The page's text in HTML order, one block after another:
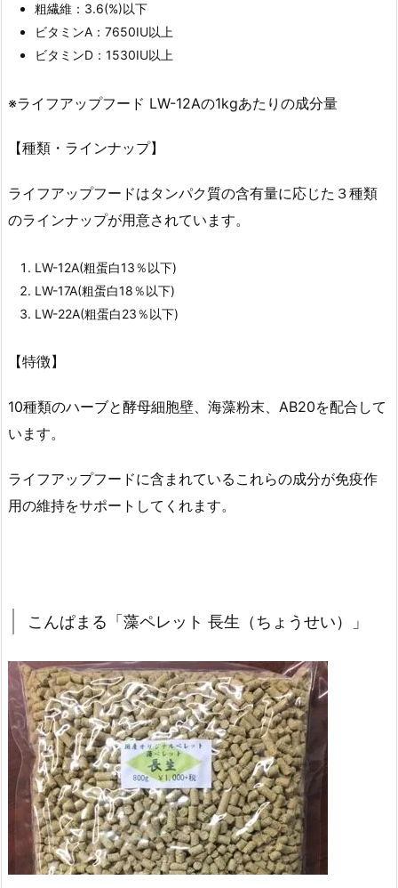
粗繊維：3.6(%)以下
ビタミンA：7650IU以上
ビタミンD：1530IU以上
※ライフアップフード LW-12Aの1kgあたりの成分量
【種類・ラインナップ】
ライフアップフードはタンパク質の含有量に応じた３種類
のラインナップが用意されています。
LW-12A(粗蛋白13％以下)
LW-17A(粗蛋白18％以下)
LW-22A(粗蛋白23％以下)
【特徴】
10種類のハーブと酵母細胞壁、海藻粉末、AB20を配合して
います。
ライフアップフードに含まれているこれらの成分が免疫作
用の維持をサポートしてくれます。
こんぱまる「藻ペレット 長生（ちょうせい）」